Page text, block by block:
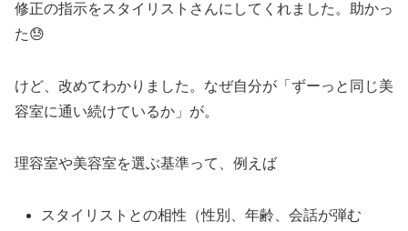
修正の指示をスタイリストさんにしてくれました。助かっ
た😓
けど、改めてわかりました。なぜ自分が「ずーっと同じ美
容室に通い続けているか」が。
理容室や美容室を選ぶ基準って、例えば
スタイリストとの相性（性別、年齢、会話が弾む